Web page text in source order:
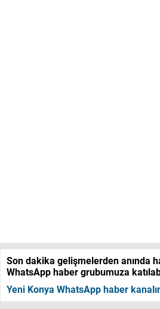
Son dakika gelişmelerden anında
WhatsApp haber grubumuza
Yeni Konya WhatsApp haber